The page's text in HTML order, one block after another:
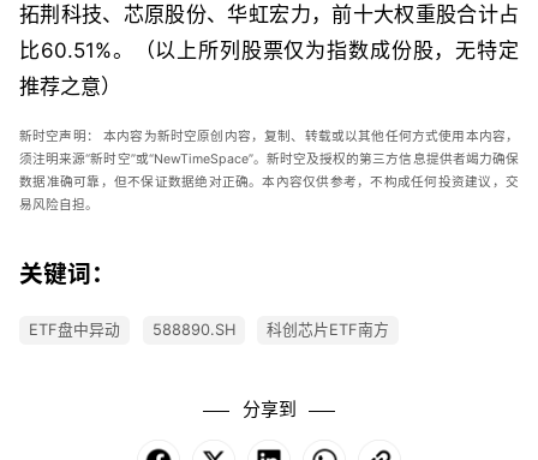
拓荆科技、芯原股份、华虹宏力，前十大权重股合计占
比60.51%。（以上所列股票仅为指数成份股，无特定
推荐之意）
新时空声明：
本内容为新时空原创内容，复制、转载或以其他任何方式使用本内容，
须注明来源“新时空”或“NewTimeSpace”。新时空及授权的第三方信息提供者竭力确保
数据准确可靠，但不保证数据绝对正确。本內容仅供参考，不构成任何投资建议，交
易风险自担。
关键词：
ETF盘中异动 588890.SH 科创芯片ETF南方
分享到
Facebook LinkedIn WhatsApp